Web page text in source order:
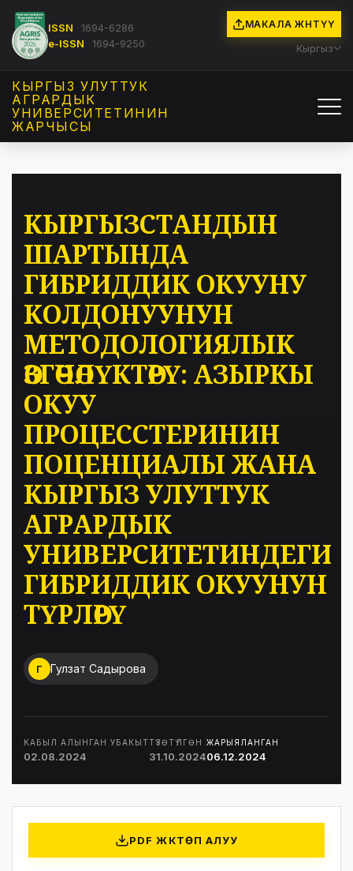
ISSN
1694-6286
e-ISSN
1694-9250
МАКАЛА ЖӨНӨТҮҮ
Кыргыз
КЫРГЫЗ УЛУТТУК
АГРАРДЫК
УНИВЕРСИТЕТИНИН
ЖАРЧЫСЫ
КЫРГЫЗСТАНДЫН
ШАРТЫНДА
ГИБРИДДИК ОКУУНУ
КОЛДОНУУНУН
МЕТОДОЛОГИЯЛЫК
ӨЗГӨЧӨЛҮКТӨРҮ: АЗЫРКЫ
ОКУУ
ПРОЦЕССТЕРИНИН
ПОЦЕНЦИАЛЫ ЖАНА
КЫРГЫЗ УЛУТТУК
АГРАРДЫК
УНИВЕРСИТЕТИНДЕГИ
ГИБРИДДИК ОКУУНУН
ТҮРЛӨРҮ
Г Гулзат Садырова
КАБЫЛ АЛЫНГАН УБАКЫТ
02.08.2024
ТҮЗӨТҮЛГӨН
31.10.2024
ЖАРЫЯЛАНГАН
06.12.2024
PDF ЖҮКТӨП АЛУУ